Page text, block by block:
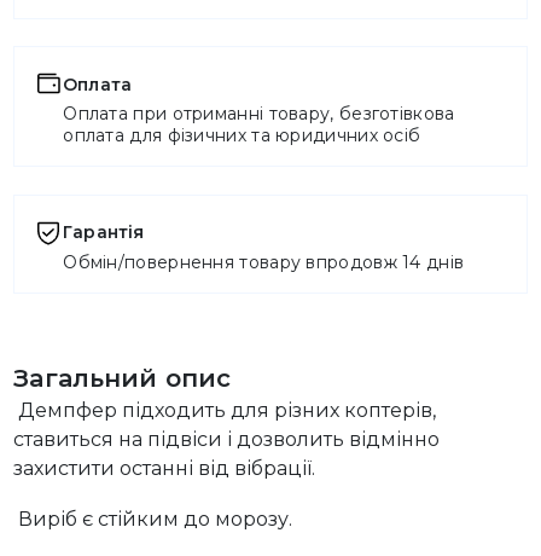
Оплата
Оплата при отриманні товару, безготівкова
оплата для фізичних та юридичних осіб
Гарантія
Обмін/повернення товару впродовж 14 днів
Загальний опис
Демпфер підходить для різних коптерів,
ставиться на підвіси і дозволить відмінно
захистити останні від вібрації.
Виріб є стійким до морозу.